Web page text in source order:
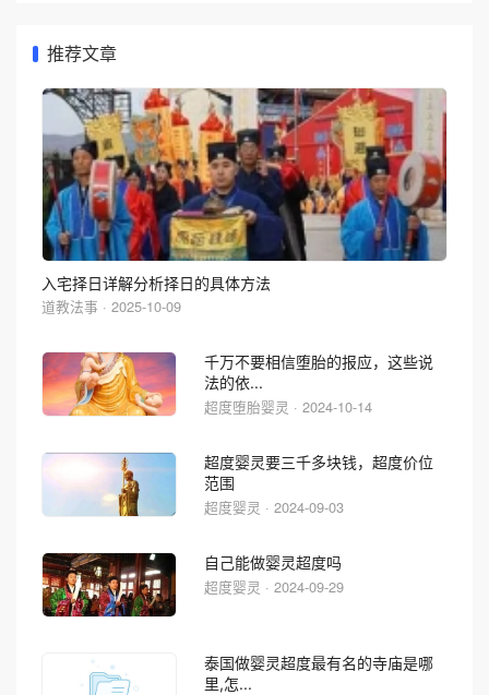
推荐文章
入宅择日详解分析择日的具体方法
道教法事 · 2025-10-09
千万不要相信堕胎的报应，这些说
法的依...
超度堕胎婴灵 · 2024-10-14
超度婴灵要三千多块钱，超度价位
范围
超度婴灵 · 2024-09-03
自己能做婴灵超度吗
超度婴灵 · 2024-09-29
泰国做婴灵超度最有名的寺庙是哪
里,怎...